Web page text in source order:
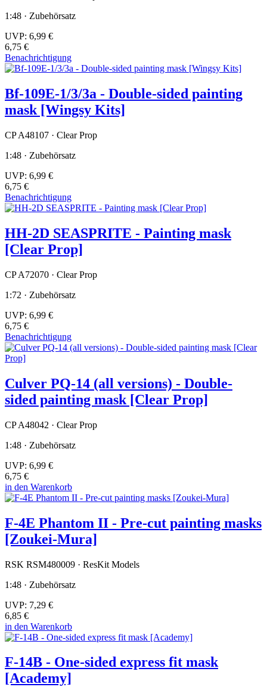
1:48 · Zubehörsatz
UVP: 6,99 €
6,75 €
Benachrichtigung
Bf-109E-1/3/3a - Double-sided painting
mask [Wingsy Kits]
CP A48107 · Clear Prop
1:48 · Zubehörsatz
UVP: 6,99 €
6,75 €
Benachrichtigung
HH-2D SEASPRITE - Painting mask
[Clear Prop]
CP A72070 · Clear Prop
1:72 · Zubehörsatz
UVP: 6,99 €
6,75 €
Benachrichtigung
Culver PQ-14 (all versions) - Double-
sided painting mask [Clear Prop]
CP A48042 · Clear Prop
1:48 · Zubehörsatz
UVP: 6,99 €
6,75 €
in den Warenkorb
F-4E Phantom II - Pre-cut painting masks
[Zoukei-Mura]
RSK RSM480009 · ResKit Models
1:48 · Zubehörsatz
UVP: 7,29 €
6,85 €
in den Warenkorb
F-14B - One-sided express fit mask
[Academy]